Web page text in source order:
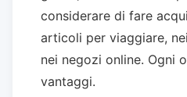
considerare di fare
articoli per viaggiare,
nei negozi online. Ogni
vantaggi.